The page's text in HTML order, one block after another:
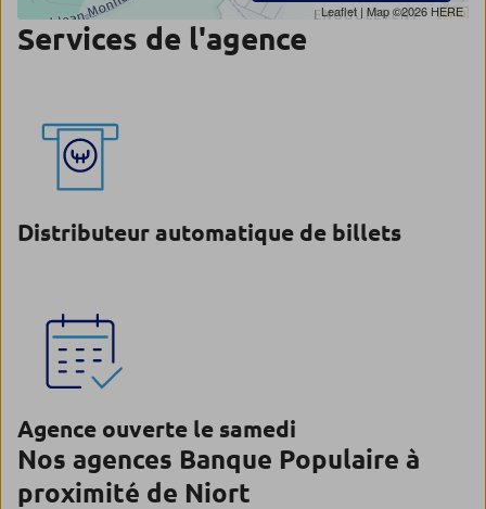
Leaflet | Map ©2026 HERE
Services de l'agence
Distributeur automatique de billets
Agence ouverte le samedi
Nos agences Banque Populaire à
proximité de Niort